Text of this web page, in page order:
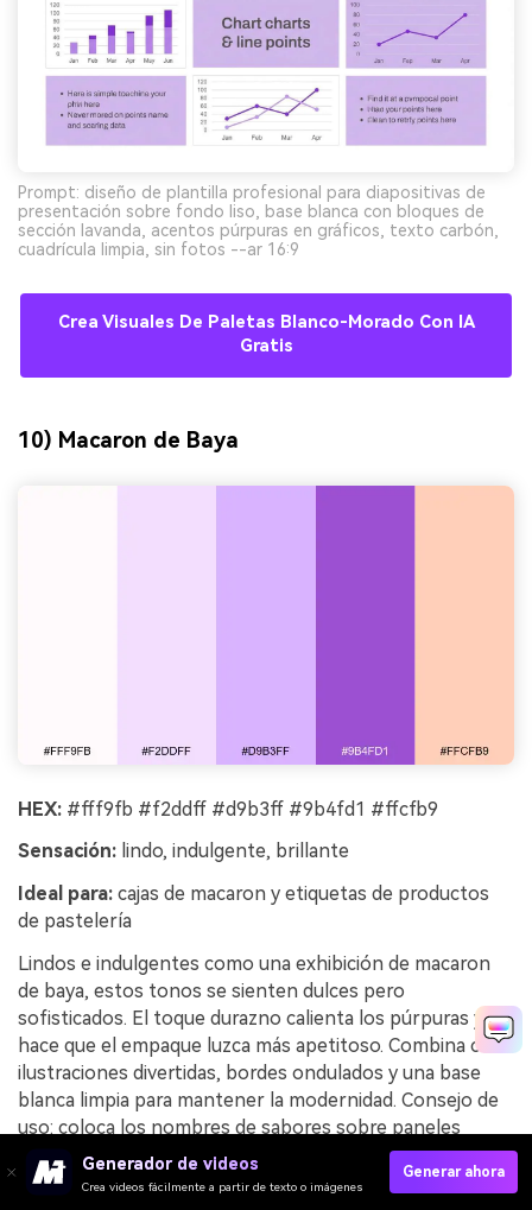
Prompt: diseño de plantilla profesional para diapositivas de
presentación sobre fondo liso, base blanca con bloques de
sección lavanda, acentos púrpuras en gráficos, texto carbón,
cuadrícula limpia, sin fotos --ar 16:9
Crea Visuales De Paletas Blanco-Morado Con IA
Gratis
10) Macaron de Baya
HEX: #fff9fb #f2ddff #d9b3ff #9b4fd1 #ffcfb9
Sensación: lindo, indulgente, brillante
Ideal para: cajas de macaron y etiquetas de productos
de pastelería
Lindos e indulgentes como una exhibición de macaron
de baya, estos tonos se sienten dulces pero
sofisticados. El toque durazno calienta los púrpuras y
hace que el empaque luzca más apetitoso. Combina con
ilustraciones divertidas, bordes ondulados y una base
blanca limpia para mantener la modernidad. Consejo de
uso: coloca los nombres de sabores sobre paneles
blancos para que los colores enmarquen la información
en vez de competir con ella.
Generador de videos
Crea videos fácilmente a partir de texto o imágenes
Generar ahora